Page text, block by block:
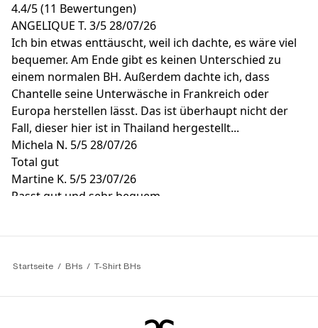
4.4/5(11 Bewertungen)
ANGELIQUE T. 3/528/07/26
Ich bin etwas enttäuscht, weil ich dachte, es wäre viel
bequemer. Am Ende gibt es keinen Unterschied zu
einem normalen BH. Außerdem dachte ich, dass
Chantelle seine Unterwäsche in Frankreich oder
Europa herstellen lässt. Das ist überhaupt nicht der
Fall, dieser hier ist in Thailand hergestellt...
Michela N. 5/528/07/26
Total gut
Martine K. 5/523/07/26
Passt gut und sehr bequem
absolute Klasse!
Guter Halt
Startseite BHs T-Shirt BHs